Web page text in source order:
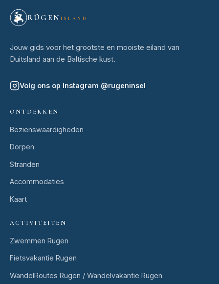
RÜGEN ISLAND
Jouw gids voor het grootste en mooiste eiland van
Duitsland aan de Baltische kust.
Volg ons op Instagram @rugeninsel
ONTDEKKEN
Bezienswaardigheden
Dorpen
Stranden
Accommodaties
Kaart
ACTIVITEITEN
Zwemmen Rugen
Fietsvakantie Rugen
WandelRoutes Rugen / Wandelvakantie Rugen